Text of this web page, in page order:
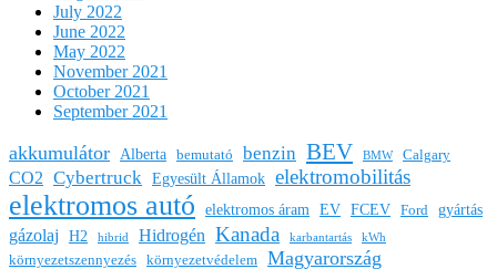
July 2022
June 2022
May 2022
November 2021
October 2021
September 2021
akkumulátor Alberta bemutató benzin BEV BMW Calgary
CO2 Cybertruck Egyesült Államok elektromobilitás
elektromos autó elektromos áram EV FCEV Ford gyártás
gázolaj H2 hibrid Hidrogén Kanada karbantartás kWh
környezetszennyezés környezetvédelem Magyarország